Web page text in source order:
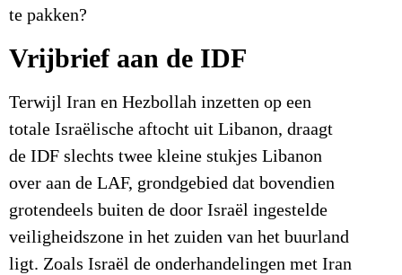
te pakken?
Vrijbrief aan de IDF
Terwijl Iran en Hezbollah inzetten op een
totale Israëlische aftocht uit Libanon, draagt
de IDF slechts twee kleine stukjes Libanon
over aan de LAF, grondgebied dat bovendien
grotendeels buiten de door Israël ingestelde
veiligheidszone in het zuiden van het buurland
ligt. Zoals Israël de onderhandelingen met Iran